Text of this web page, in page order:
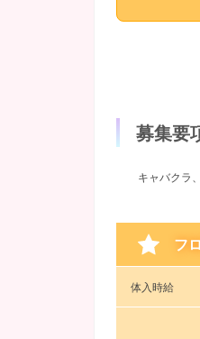
募集要
キャバクラ
フ
体入時給